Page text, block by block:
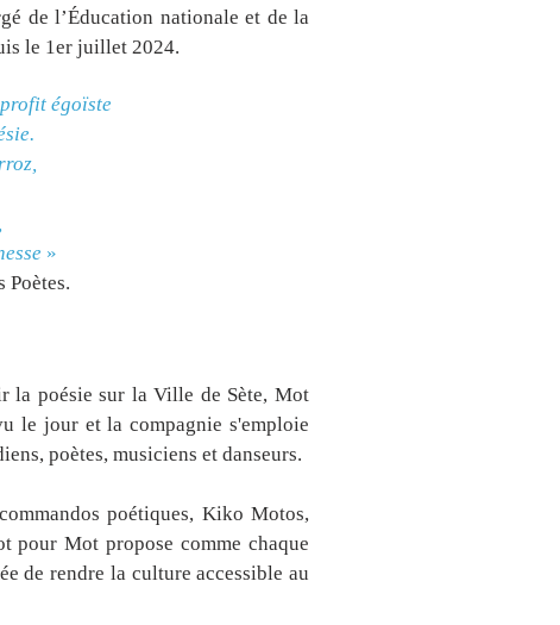
de l’Éducation nationale et de la
le 1er juillet 2024.
égoïste
»
Poètes.
la poésie sur la Ville de Sète, Mot
le jour et la compagnie s'emploie
poètes, musiciens et danseurs.
poétiques, Kiko Motos,
pour Mot propose comme chaque
de rendre la culture accessible au